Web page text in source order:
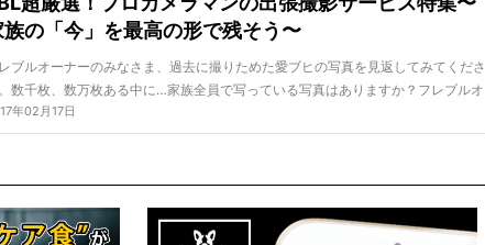
族の「今」を最高の形で残そう〜
ブルオーナーのみなさま、過去に撮りためた愛ブヒの写真を見返してみてくださ
数千枚、数万枚ある中に…家族全員で写っている写真はありますか？フレブルオ
ーあるあるのひとつ、愛ブヒの写真を撮ることに夢中になって、家族写真どころ
分が写っていない！なんてことも多いのでは。
です！
年02月17日